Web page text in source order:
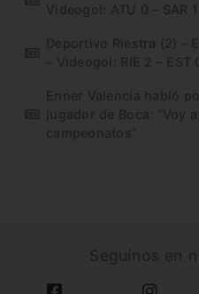
Videogol: ATU 0 – SAR 1
Deportivo Riestra (2) –
– Videogol: RIE 2 – EST
Enner Valencia habló
jugador de Boca: “Voy
campeonatos”